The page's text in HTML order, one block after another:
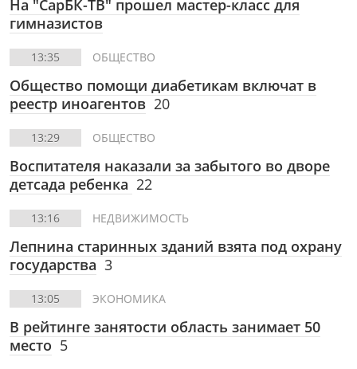
На "СарБК-ТВ" прошел мастер-класс для
гимназистов
13:35 ОБЩЕСТВО
Общество помощи диабетикам включат в
реестр иноагентов 20
13:29 ОБЩЕСТВО
Воспитателя наказали за забытого во дворе
детсада ребенка 22
13:16 НЕДВИЖИМОСТЬ
Лепнина старинных зданий взята под охрану
государства 3
13:05 ЭКОНОМИКА
В рейтинге занятости область занимает 50
место 5